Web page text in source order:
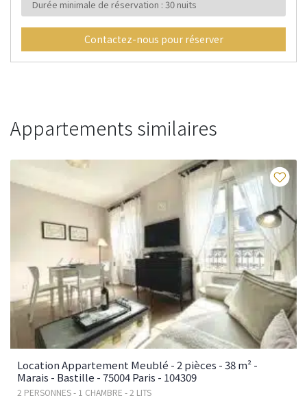
Durée minimale de réservation : 30 nuits
Contactez-nous pour réserver
Appartements similaires
Location Appartement Meublé - 2 pièces - 38 m² -
Marais - Bastille - 75004 Paris - 104309
2 PERSONNES - 1 CHAMBRE - 2 LITS